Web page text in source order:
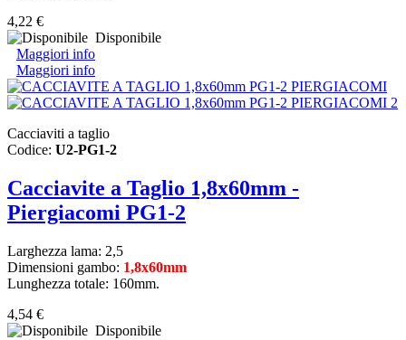
4,22 €
Disponibile
Maggiori info
Maggiori info
Cacciaviti a taglio
Codice: U2-PG1-2
Cacciavite a Taglio 1,8x60mm -
Piergiacomi PG1-2
Larghezza lama: 2,5
Dimensioni gambo: 1,8x60mm
Lunghezza totale: 160mm.
4,54 €
Disponibile